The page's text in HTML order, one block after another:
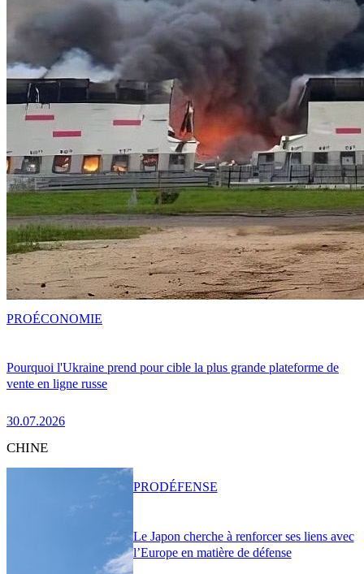
Pourquoi l'Ukraine prend pour cible la plus grande plateforme de
vente en ligne russe
30.07.2026
PROÉCONOMIE
CHINE
Le Japon cherche à renforcer ses liens avec
l’Europe en matière de défense
PRODÉFENSE